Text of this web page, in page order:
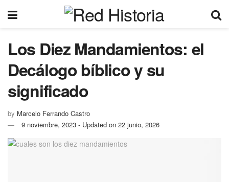
Los Diez Mandamientos: el
Decálogo bíblico y su
significado
by Marcelo Ferrando Castro
9 noviembre, 2023 - Updated on 22 junio, 2026